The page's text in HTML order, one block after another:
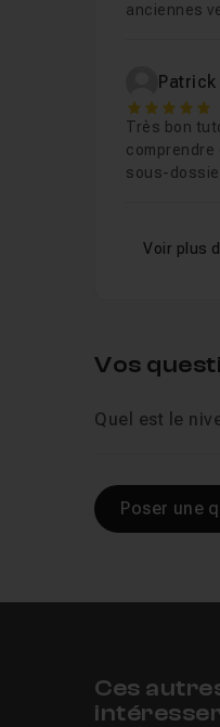
anciennes
5
Très bon
comprendre
sous-
Voir plus
Vos
Quel est le
Poser une
Ces